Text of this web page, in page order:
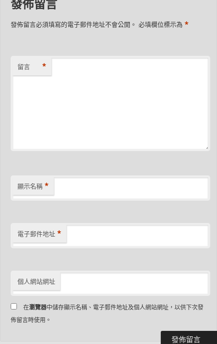
發佈留言
發佈留言必須填寫的電子郵件地址不會公開。 必填欄位標示為*
留言 *
顯示名稱 *
電子郵件地址 *
個人網站網址
在瀏覽器中儲存顯示名稱、電子郵件地址及個人網站網址，以供下次發
佈留言時使用。